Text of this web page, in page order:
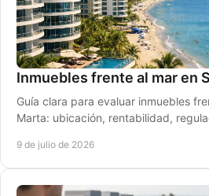
Inmuebles frente al mar en
Guía clara para evaluar inmuebles
Marta: ubicación, rentabilidad,
9 de julio de 2026